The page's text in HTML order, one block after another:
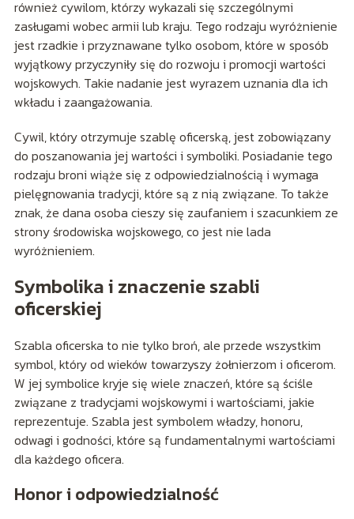
również cywilom, którzy wykazali się szczególnymi
zasługami wobec armii lub kraju. Tego rodzaju wyróżnienie
jest rzadkie i przyznawane tylko osobom, które w sposób
wyjątkowy przyczyniły się do rozwoju i promocji wartości
wojskowych. Takie nadanie jest wyrazem uznania dla ich
wkładu i zaangażowania.
Cywil, który otrzymuje szablę oficerską, jest zobowiązany
do poszanowania jej wartości i symboliki. Posiadanie tego
rodzaju broni wiąże się z odpowiedzialnością i wymaga
pielęgnowania tradycji, które są z nią związane. To także
znak, że dana osoba cieszy się zaufaniem i szacunkiem ze
strony środowiska wojskowego, co jest nie lada
wyróżnieniem.
Symbolika i znaczenie szabli
oficerskiej
Szabla oficerska to nie tylko broń, ale przede wszystkim
symbol, który od wieków towarzyszy żołnierzom i oficerom.
W jej symbolice kryje się wiele znaczeń, które są ściśle
związane z tradycjami wojskowymi i wartościami, jakie
reprezentuje. Szabla jest symbolem władzy, honoru,
odwagi i godności, które są fundamentalnymi wartościami
dla każdego oficera.
Honor i odpowiedzialność